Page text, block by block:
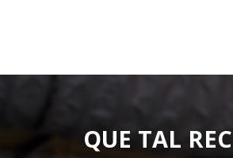
QUE TAL